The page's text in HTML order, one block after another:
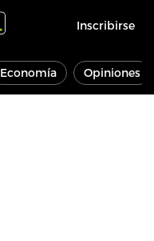
Inscribirse
Economía Opiniones